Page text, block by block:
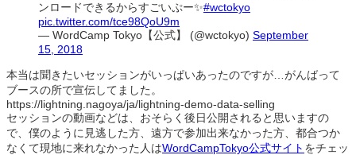
ンロードできるからすごいぷー✨#wctokyo
pic.twitter.com/tce98QoU9m
— WordCamp Tokyo【公式】 (@wctokyo) September
15, 2018
本当は聞きたいセッションがいっぱいあったのですが…がんばって
ブースの所で宣伝してました。
https://lightning.nagoya/ja/lightning-demo-data-selling
セッションの動画などは、おそらく後日公開されると思いますの
で、僕のように見逃した方、遠方で参加出来なかった方、都合つか
なくて現地に来れなかった人はWordCampTokyo公式サイト をチェッ